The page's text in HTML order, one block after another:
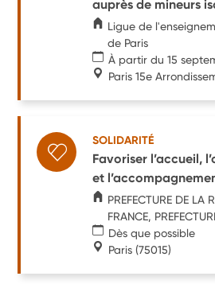
auprès de mineurs
Ligue de
de Paris
À partir du 15
Paris 15e
SOLIDARITÉ
Favoriser l’accueil,
et
PREFECTURE DE LA
FRANCE,
Dès que possible
Paris (75015)